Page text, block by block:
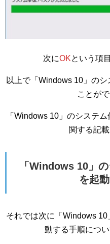
次にOKという項
以上で「Windows 10」の
ことが
「Windows 10」のシステ
関する記載
「Windows 10」
を起
それでは次に「Windows
動する手順につ